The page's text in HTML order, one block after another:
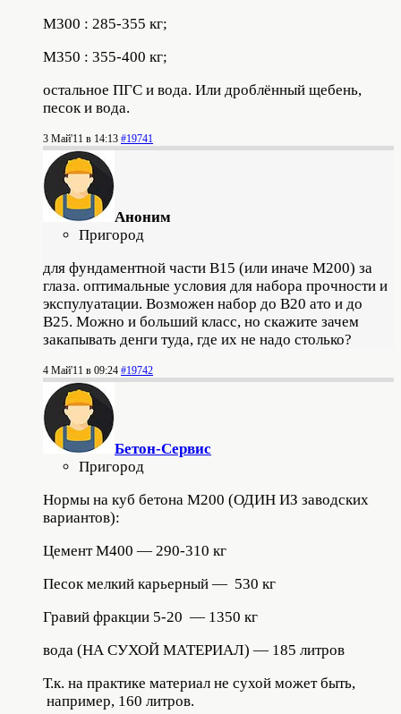
М300 : 285-355 кг;
М350 : 355-400 кг;
остальное ПГС и вода. Или дроблённый щебень,
песок и вода.
3 Май'11 в 14:13 #19741
Аноним
Пригород
для фундаментной части В15 (или иначе М200) за
глаза. оптимальные условия для набора прочности и
экспулуатации. Возможен набор до В20 ато и до
В25. Можно и больший класс, но скажите зачем
закапывать денги туда, где их не надо столько?
4 Май'11 в 09:24 #19742
Бетон-Сервис
Пригород
Нормы на куб бетона М200 (ОДИН ИЗ заводских
вариантов):
Цемент М400 — 290-310 кг
Песок мелкий карьерный — 530 кг
Гравий фракции 5-20 — 1350 кг
вода (НА СУХОЙ МАТЕРИАЛ) — 185 литров
Т.к. на практике материал не сухой может быть,
например, 160 литров.